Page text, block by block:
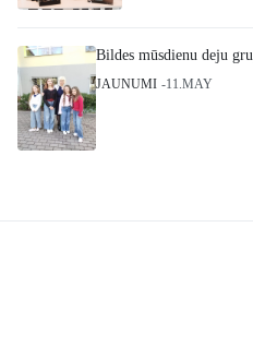
Bildes mūsdienu deju
JAUNUMI 11.MAY